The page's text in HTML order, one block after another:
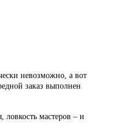
невозможно, а вот
заказ выполнен
мастеров – и